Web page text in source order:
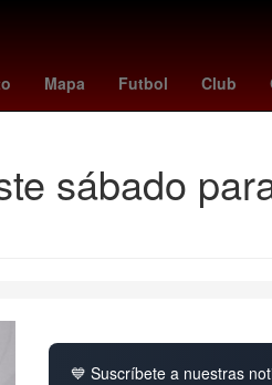
Mapa Futbol Club
Aguascalientes Incendio
sábado
💙 Suscríbete a nuestras